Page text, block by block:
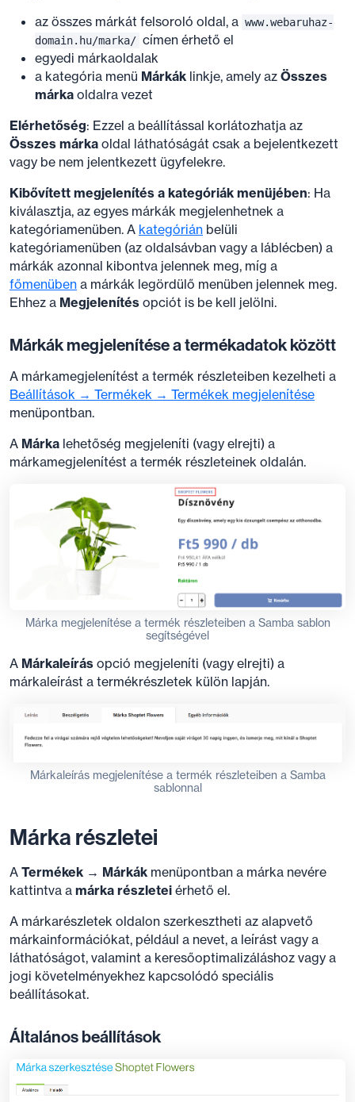
az összes márkát felsoroló oldal, a www.webaruhaz-
domain.hu/marka/ címen érhető el
egyedi márkaoldalak
a kategória menü Márkák linkje, amely az Összes
márka oldalra vezet
Elérhetőség: Ezzel a beállítással korlátozhatja az
Összes márka oldal láthatóságát csak a bejelentkezett
vagy be nem jelentkezett ügyfelekre.
Kibővített megjelenítés a kategóriák menüjében: Ha
kiválasztja, az egyes márkák megjelenhetnek a
kategóriamenüben. A kategórián belüli
kategóriamenüben (az oldalsávban vagy a láblécben) a
márkák azonnal kibontva jelennek meg, míg a
főmenüben a márkák legördülő menüben jelennek meg.
Ehhez a Megjelenítés opciót is be kell jelölni.
Márkák megjelenítése a termékadatok között
A márkamegjelenítést a termék részleteiben kezelheti a
Beállítások → Termékek → Termékek megjelenítése
menüpontban.
A Márka lehetőség megjeleníti (vagy elrejti) a
márkamegjelenítést a termék részleteinek oldalán.
Márka megjelenítése a termék részleteiben a Samba sablon
segítségével
A Márkaleírás opció megjeleníti (vagy elrejti) a
márkaleírást a termékrészletek külön lapján.
Márkaleírás megjelenítése a termék részleteiben a Samba
sablonnal
Márka részletei
A Termékek → Márkák menüpontban a márka nevére
kattintva a márka részletei érhető el.
A márkarészletek oldalon szerkesztheti az alapvető
márkainformációkat, például a nevet, a leírást vagy a
láthatóságot, valamint a keresőoptimalizáláshoz vagy a
jogi követelményekhez kapcsolódó speciális
beállításokat.
Általános beállítások